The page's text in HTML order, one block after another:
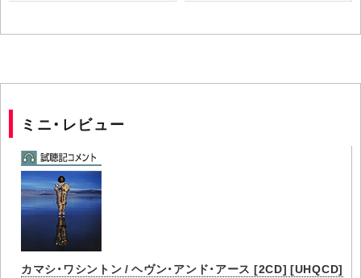
ミニ・レビュー
カマシ・ワシントン / ヘヴン・アンド・アース [2CD] [UHQCD]